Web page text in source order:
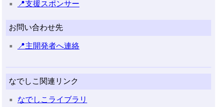
📍支援スポンサー
お問い合わせ先
📍主開発者へ連絡
なでしこ関連リンク
なでしこライブラリ